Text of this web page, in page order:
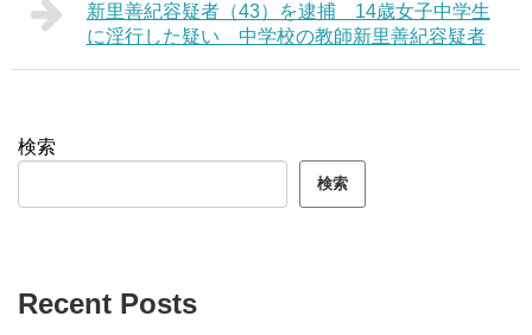
新里善紀容疑者（43）を逮捕 14歳女子中学生
に淫行した疑い 中学校の教師新里善紀容疑者
検索
検索
Recent Posts